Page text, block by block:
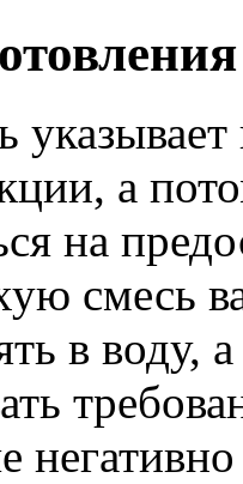
а
на
смесь
в воду,